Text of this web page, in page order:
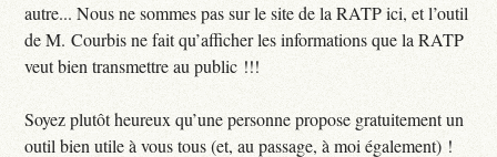
autre... Nous ne sommes pas sur le site de la RATP ici, et l’outil
de M. Courbis ne fait qu’afficher les informations que la RATP
veut bien transmettre au public !!!
Soyez plutôt heureux qu’une personne propose gratuitement un
outil bien utile à vous tous (et, au passage, à moi également) !